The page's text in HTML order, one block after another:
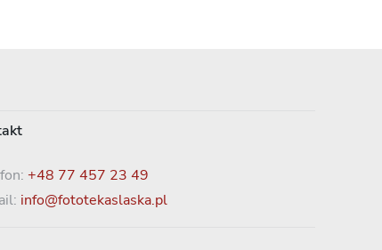
+48 77 457 23 49
info@fototekaslaska.pl